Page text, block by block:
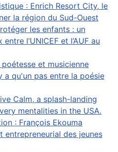
: Enrich Resort City, le
la région du Sud-Ouest
les enfants : un
l’UNICEF et l’AUF au
et musicienne
a qu'un pas entre la poésie
Calm, a splash-landing
mentalities in the USA.
: François Ekouma
entrepreneurial des jeunes